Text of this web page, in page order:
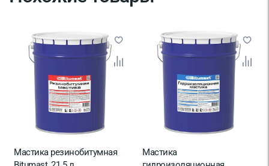
Мастика резинобитумная
Мастика